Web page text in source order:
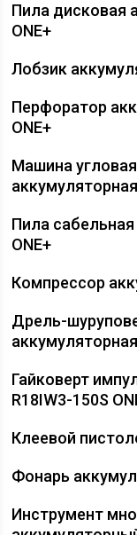
Пила дисковая
ONE+
Лобзик
Перфоратор
ONE+
Машина
Пила сабельная
ONE+
Компрессор
Дрель-
Гайковерт
R18IW3-150S
Клеевой
Фонарь
Инструмент